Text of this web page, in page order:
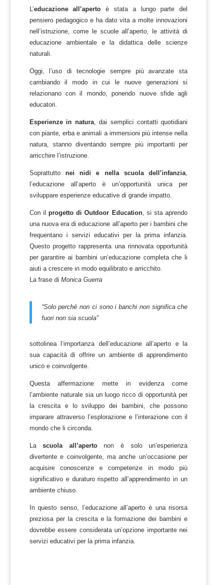
L’educazione all’aperto è stata a lungo parte del
pensiero pedagogico e ha dato vita a molte innovazioni
nell’istruzione, come le scuole all’aperto, le attività di
educazione ambientale e la didattica delle scienze
naturali.
Oggi, l’uso di tecnologie sempre più avanzate sta
cambiando il modo in cui le nuove generazioni si
relazionano con il mondo, ponendo nuove sfide agli
educatori.
Esperienze in natura, dai semplici contatti quotidiani
con piante, erba e animali a immersioni più intense nella
natura, stanno diventando sempre più importanti per
arricchire l’istruzione.
Soprattuttonei nidi e nella scuola dell’infanzia,
l’educazione all’aperto è un’opportunità unica per
sviluppare esperienze educative di grande impatto.
Con ilprogetto di Outdoor Education, si sta aprendo
una nuova era di educazione all’aperto per i bambini che
frequentano i servizi educativi per la prima infanzia.
Questo progetto rappresenta una rinnovata opportunità
per garantire ai bambini un’educazione completa che li
aiuti a crescere in modo equilibrato e arricchito.
La frase di Monica Guerra
“Solo perché non ci sono i banchi non significa che
fuori non sia scuola”
sottolinea l’importanza dell’educazione all’aperto e la
sua capacità di offrire un ambiente di apprendimento
unico e coinvolgente.
Questa affermazione mette in evidenza come
l’ambiente naturale sia un luogo ricco di opportunità per
la crescita e lo sviluppo dei bambini, che possono
imparare attraverso l’esplorazione e l’interazione con il
mondo che li circonda.
Lascuola all’apertonon è solo un’esperienza
divertente e coinvolgente, ma anche un’occasione per
acquisire conoscenze e competenze in modo più
significativo e duraturo rispetto all’apprendimento in un
ambiente chiuso.
In questo senso, l’educazione all’aperto è una risorsa
preziosa per la crescita e la formazione dei bambini e
dovrebbe essere considerata un’opzione importante nei
servizi educativi per la prima infanzia.